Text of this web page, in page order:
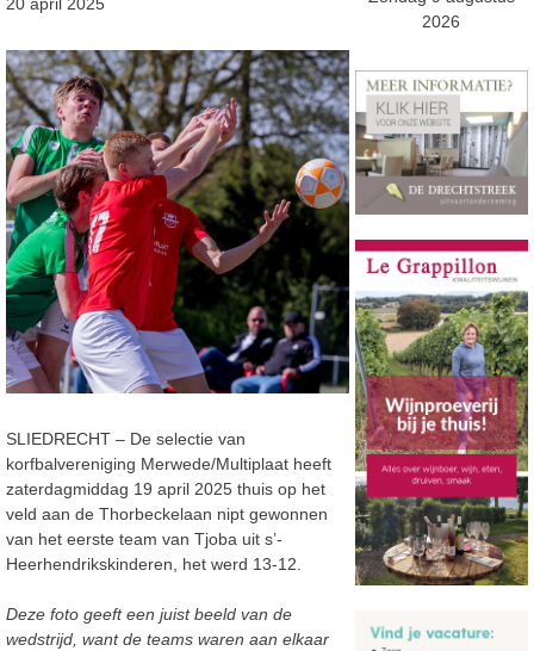
20 april 2025
SLIEDRECHT – De selectie van
korfbalvereniging Merwede/Multiplaat heeft
zaterdagmiddag 19 april 2025 thuis op het
veld aan de Thorbeckelaan nipt gewonnen
van het eerste team van Tjoba uit s’-
Heerhendrikskinderen, het werd 13-12.
Deze foto geeft een juist beeld van de
wedstrijd, want de teams waren aan elkaar
2026